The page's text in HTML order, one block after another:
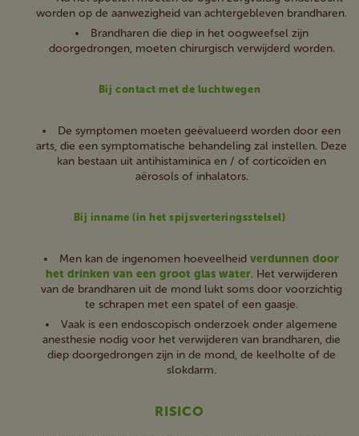
worden op de aanwezigheid van achtergebleven brandharen.
Brandharen die diep in het oogweefsel zijn
doorgedrongen, moeten chirurgisch verwijderd worden.
Bij contact met de luchtwegen
De symptomen moeten geëvalueerd worden door een
arts, die een symptomatische behandeling zal instellen. Deze
kan bestaan uit antihistaminica en / of corticoïden en
aërosols of inhalators.
Bij inname (in het spijsverteringsstelsel)
Men kan de ingenomen hoeveelheid verdunnen door
het drinken van een groot glas water. Het verwijderen
van de brandharen uit de mond lukt soms door voorzichtig
te schrapen met een spatel of een gaasje.
Vaak is een endoscopisch onderzoek onder algemene
anesthesie nodig voor het verwijderen van brandharen, die
diep doorgedrongen zijn in de mond, de keelholte of de
slokdarm.
RISICO